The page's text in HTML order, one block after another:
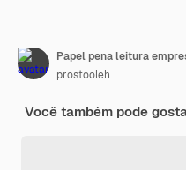
Papel pena leitura
prostooleh
Você também pode